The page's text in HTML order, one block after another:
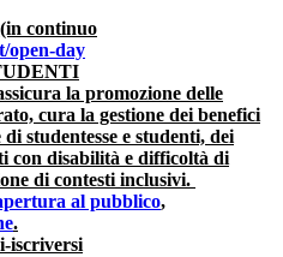
continuo
open-day
la promozione delle
cura la gestione dei benefici
studentesse e studenti, dei
con disabilità e difficoltà di
di contesti inclusivi.
al pubblico,
.
iscriversi